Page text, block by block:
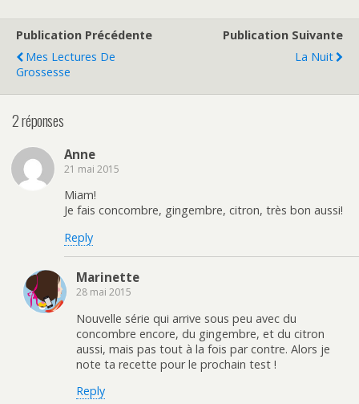
Publication Précédente
Mes Lectures De
Grossesse
Publication Suivante
La Nuit
2 réponses
Anne
21 mai 2015
Miam!
Je fais concombre, gingembre, citron, très bon aussi!
Reply
Marinette
28 mai 2015
Nouvelle série qui arrive sous peu avec du
concombre encore, du gingembre, et du citron
aussi, mais pas tout à la fois par contre. Alors je
note ta recette pour le prochain test !
Reply